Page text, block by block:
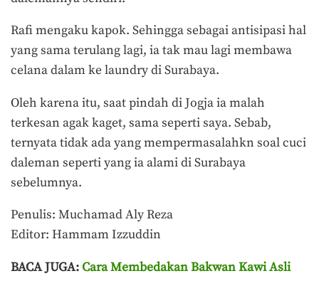
Rafi mengaku kapok. Sehingga sebagai antisipasi hal
yang sama terulang lagi, ia tak mau lagi membawa
celana dalam ke laundry di Surabaya.
Oleh karena itu, saat pindah di Jogja ia malah
terkesan agak kaget, sama seperti saya. Sebab,
ternyata tidak ada yang mempermasalahkn soal cuci
daleman seperti yang ia alami di Surabaya
sebelumnya.
Penulis: Muchamad Aly Reza
Editor: Hammam Izzuddin
BACA JUGA:Cara Membedakan Bakwan Kawi Asli